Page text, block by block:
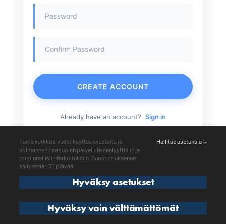
CREATE ACCOUNT
Already have an account? Sign in
Refimex Components 2026. All rights
reserved. Site byAidia.
Tämä verkkosivusto käyttää evästeitä ja
kolmannen osapuolen palveluita analyyttisiin ja
toiminnallisiin tarkoituksiin. Suostumuksenne
säilytetään 30 päivää.
Hallitse asetuksia
Hyväksy asetukset
Hyväksy vain välttämättömät